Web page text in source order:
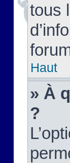
tous
Haut
» À
?